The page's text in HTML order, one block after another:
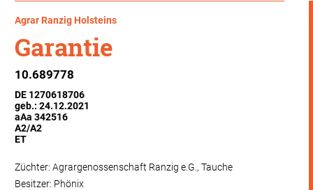
Agrar Ranzig Holsteins
Garantie
10.689778
DE 1270618706
geb.: 24.12.2021
aAa 342516
A2/A2
ET
Züchter: Agrargenossenschaft Ranzig e.G., Tauche
Besitzer: Phönix